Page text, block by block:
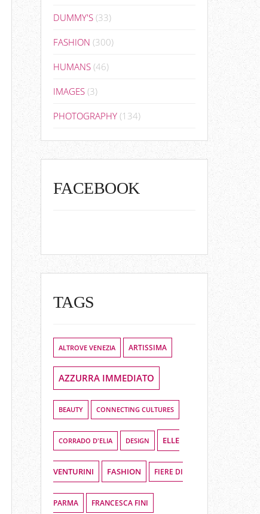
DUMMY'S (33)
FASHION (300)
HUMANS (46)
IMAGES (3)
PHOTOGRAPHY (134)
FACEBOOK
TAGS
ALTROVE VENEZIA ARTISSIMA
AZZURRA IMMEDIATO
BEAUTY CONNECTING CULTURES
CORRADO D'ELIA DESIGN ELLE
VENTURINI FASHION FIERE DI
PARMA FRANCESCA FINI